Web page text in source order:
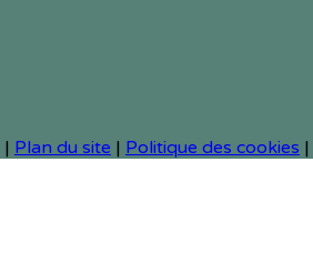
| Plan du site | Politique des cookies |